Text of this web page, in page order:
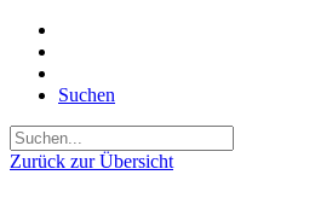
Suchen
Zurück zur Übersicht